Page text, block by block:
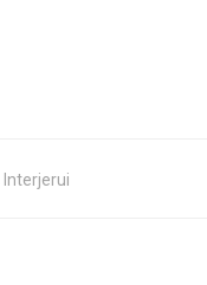
Interjerui